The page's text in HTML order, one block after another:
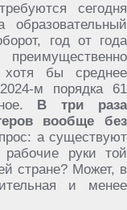
сегодня
образовательный
год от года
бы среднее
м порядка 61
В три раза
вообще без
а существуют
руки той
стране? Может, в
и менее